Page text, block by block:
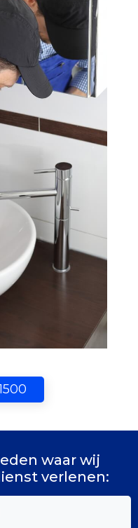
waar wij
verlenen: